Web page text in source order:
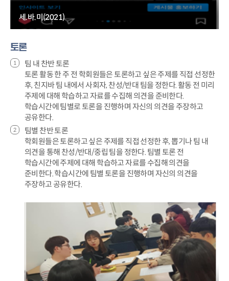
세.바.미(2021)
토론
팀 내 찬반 토론
토론 활동 한 주 전 학회원들은 토론하고 싶은 주제를 직접 선정한
후, 친지바 팀 내에서 사회자, 찬성/반대 팀을 정한다. 활동 전 미리
주제에 대해 학습하고 자료를 수집해 의견을 준비한다.
학습시간에 팀별로 토론을 진행하며 자신의 의견을 주장하고
공유한다.
팀별 찬반 토론
학회원들은 토론하고 싶은 주제를 직접 선정한 후, 뽑기나 팀 내
의견을 통해 찬성/반대/중립 팀을 정한다. 팀별 토론 전
학습시간에 주제에 대해 학습하고 자료를 수집해 의견을
준비한다. 학습시간에 팀별 토론을 진행하며 자신의 의견을
주장하고 공유한다.